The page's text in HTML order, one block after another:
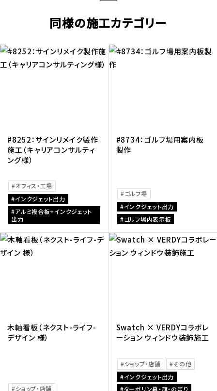
同様の施工カテゴリー
#8252：サインリメイク製作
施工（キャリアコンサルティ
ング様）
オフィス・工場
インクジェット出力
アルミ複合板+インクジェット
出力
#8734：ゴルフ場用案内板
製作
ゴルフ場
インクジェット出力
ゴルフ場内表示板
木軸看板（ネクスト-ライフ-
デザイン 様）
ショップ・店舗
Swatch × VERDYコラボレ
ーション ウィンドウ装飾施工
ショップ・店舗
その他
インクジェット出力
ターポリン幕・旗・のぼり